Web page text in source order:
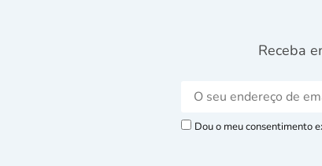
Receba
Dou o meu consentimento